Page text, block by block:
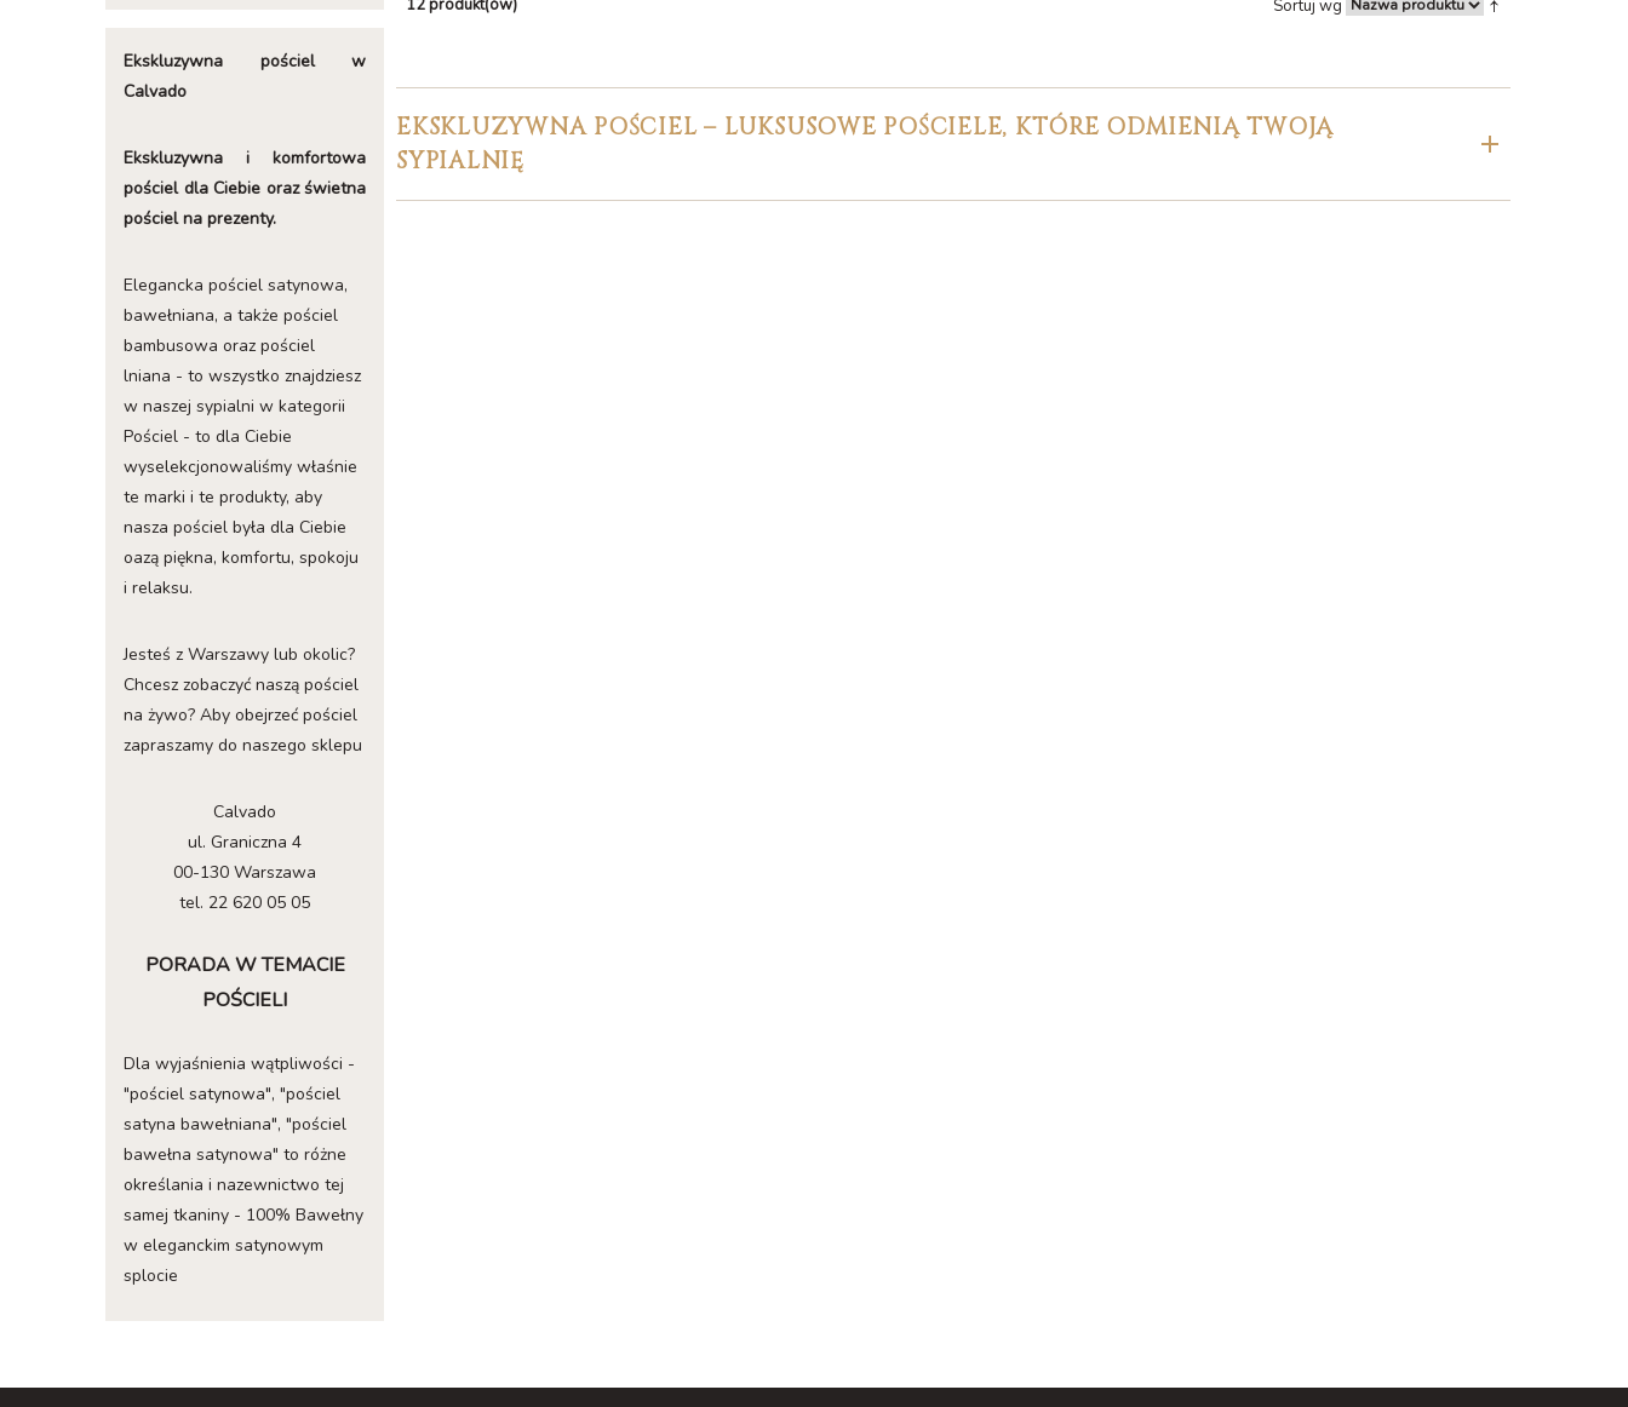
Ekskluzywna pościel w
Calvado
Ekskluzywna i komfortowa
pościel dla Ciebie oraz świetna
pościel na prezenty.
Elegancka pościel satynowa,
bawełniana, a także pościel
bambusowa oraz pościel
lniana - to wszystko znajdziesz
w naszej sypialni w kategorii
Pościel - to dla Ciebie
wyselekcjonowaliśmy właśnie
te marki i te produkty, aby
nasza pościel była dla Ciebie
oazą piękna, komfortu, spokoju
i relaksu.
Jesteś z Warszawy lub okolic?
Chcesz zobaczyć naszą pościel
na żywo? Aby obejrzeć pościel
zapraszamy do naszego sklepu
Calvado
ul. Graniczna 4
00-130 Warszawa
tel. 22 620 05 05
PORADA W TEMACIE
POŚCIELI
Dla wyjaśnienia wątpliwości -
"pościel satynowa", "pościel
satyna bawełniana", "pościel
bawełna satynowa" to różne
określania i nazewnictwo tej
samej tkaniny - 100% Bawełny
w eleganckim satynowym
splocie
12 produkt(ów) Sortuj wg
EKSKLUZYWNA POŚCIEL – LUKSUSOWE POŚCIELE, KTÓRE ODMIENIĄ TWOJĄ
SYPIALNIĘ